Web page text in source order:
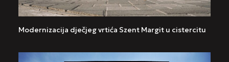
Modernizacija dječjeg vrtića Szent Margit u cistercitu